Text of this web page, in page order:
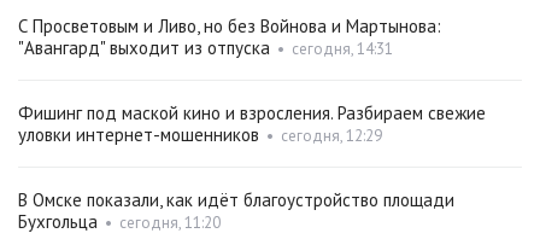
С Просветовым и Ливо, но без Войнова и Мартынова:
"Авангард" выходит из отпуска • сегодня, 14:31
Фишинг под маской кино и взросления. Разбираем свежие
уловки интернет-мошенников • сегодня, 12:29
В Омске показали, как идёт благоустройство площади
Бухгольца • сегодня, 11:20